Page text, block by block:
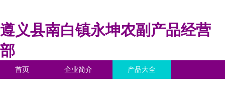
遵义县南白镇永坤农副产品经营
部
首页 企业简介 产品大全